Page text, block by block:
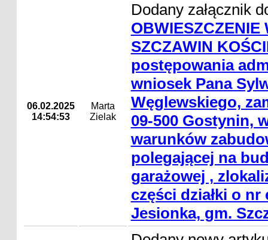
06.02.2025
14:54:53
Marta
Zielak
Dodany załącznik
OBWIESZCZENIE
SZCZAWIN
postępowania
wniosek Pana
Węglewskiego,
09-500 Gostynin,
warunków
polegającej na
garażowej ,
części działki o
Jesionka, gm.